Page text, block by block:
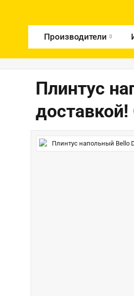
Производители
Плинтус